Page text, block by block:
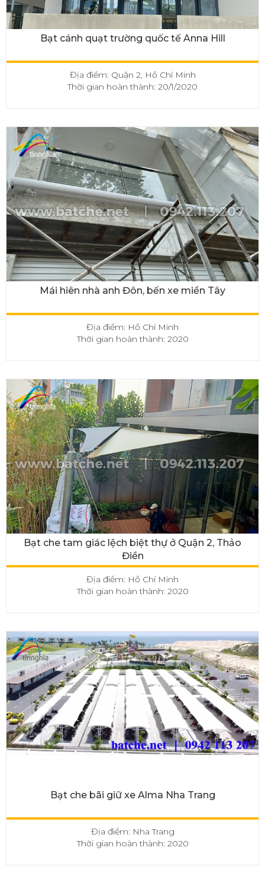
Bạt cánh quạt trường quốc tế Anna Hill
Địa điểm: Quận 2, Hồ Chí Minh
Thời gian hoàn thành: 20/1/2020
Mái hiên nhà anh Đôn, bến xe miền Tây
Địa điểm: Hồ Chí Minh
Thời gian hoàn thành: 2020
Bạt che tam giác lệch biệt thự ở Quận 2, Thảo
Điền
Địa điểm: Hồ Chí Minh
Thời gian hoàn thành: 2020
Bạt che bãi giữ xe Alma Nha Trang
Địa điểm: Nha Trang
Thời gian hoàn thành: 2020